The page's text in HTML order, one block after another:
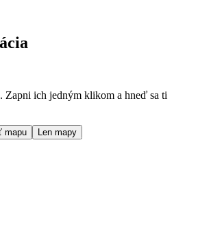
Zapni ich jedným klikom a hneď sa ti
mapu Len mapy